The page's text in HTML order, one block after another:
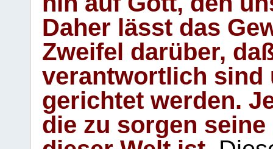
Daher lässt das
Zweifel darüber,
verantwortlich sind
gerichtet werden.
die zu sorgen